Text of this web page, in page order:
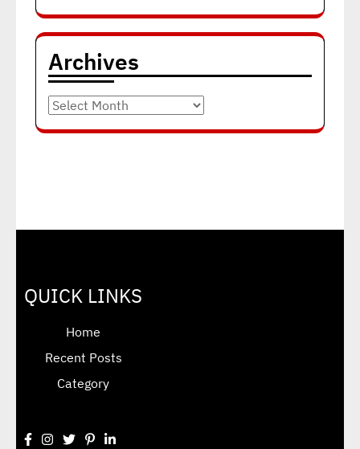
Archives
Archives
QUICK LINKS
Home
Recent Posts
Category